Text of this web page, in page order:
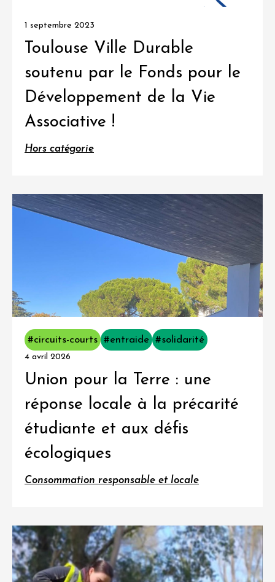
1 septembre 2023
Toulouse Ville Durable
soutenu par le Fonds pour le
Développement de la Vie
Associative !
Hors catégorie
#circuits-courts #entraide #solidarité
4 avril 2026
Union pour la Terre : une
réponse locale à la précarité
étudiante et aux défis
écologiques
Consommation responsable et locale